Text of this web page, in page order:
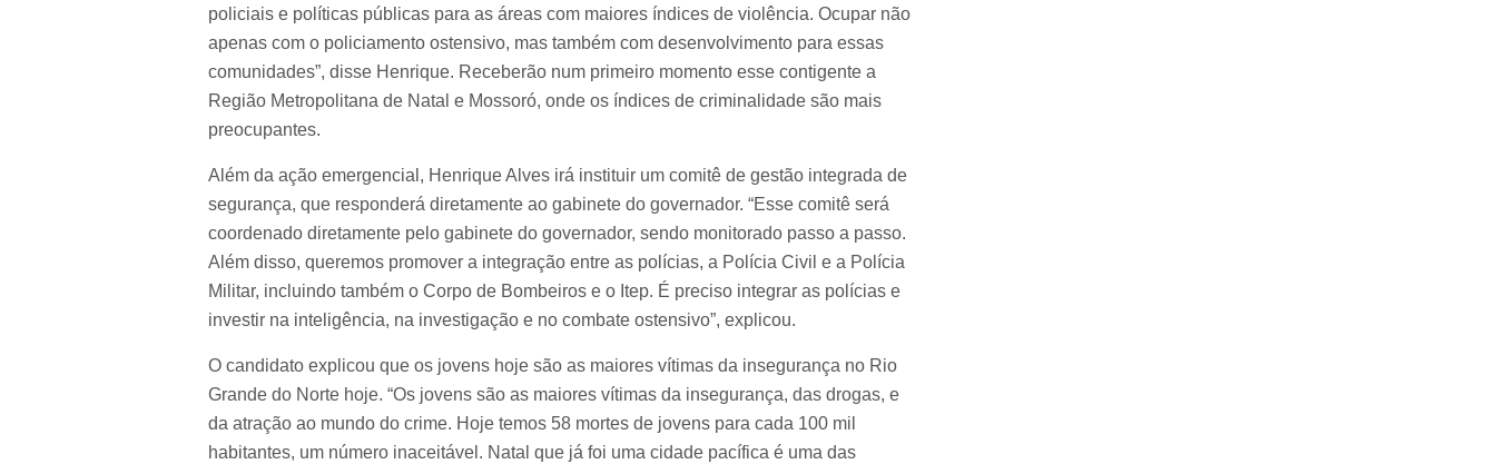
policiais e políticas públicas para as áreas com maiores índices de violência. Ocupar não
apenas com o policiamento ostensivo, mas também com desenvolvimento para essas
comunidades”, disse Henrique. Receberão num primeiro momento esse contigente a
Região Metropolitana de Natal e Mossoró, onde os índices de criminalidade são mais
preocupantes.
Além da ação emergencial, Henrique Alves irá instituir um comitê de gestão integrada de
segurança, que responderá diretamente ao gabinete do governador. “Esse comitê será
coordenado diretamente pelo gabinete do governador, sendo monitorado passo a passo.
Além disso, queremos promover a integração entre as polícias, a Polícia Civil e a Polícia
Militar, incluindo também o Corpo de Bombeiros e o Itep. É preciso integrar as polícias e
investir na inteligência, na investigação e no combate ostensivo”, explicou.
O candidato explicou que os jovens hoje são as maiores vítimas da insegurança no Rio
Grande do Norte hoje. “Os jovens são as maiores vítimas da insegurança, das drogas, e
da atração ao mundo do crime. Hoje temos 58 mortes de jovens para cada 100 mil
habitantes, um número inaceitável. Natal que já foi uma cidade pacífica é uma das